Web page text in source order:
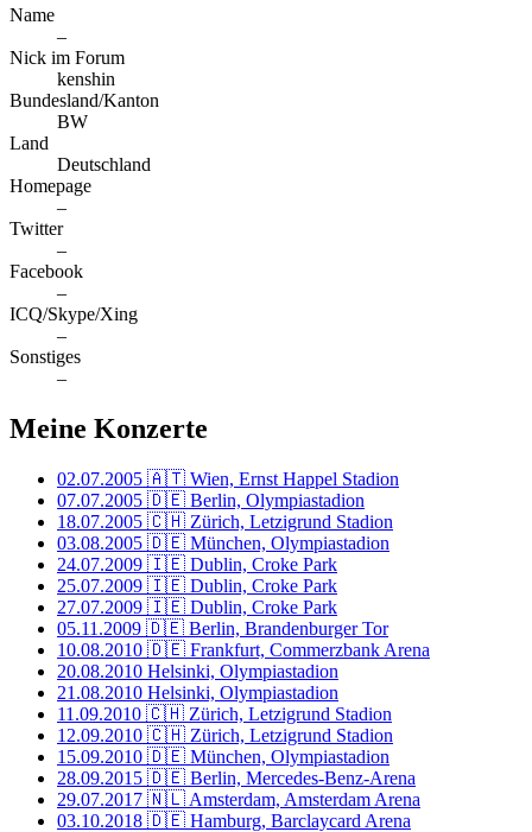
Name
–
Nick im Forum
kenshin
Bundesland/Kanton
BW
Land
Deutschland
Homepage
–
Twitter
–
Facebook
–
ICQ/Skype/Xing
–
Sonstiges
–
Meine Konzerte
02.07.2005 🇦🇹 Wien, Ernst Happel Stadion
07.07.2005 🇩🇪 Berlin, Olympiastadion
18.07.2005 🇨🇭 Zürich, Letzigrund Stadion
03.08.2005 🇩🇪 München, Olympiastadion
24.07.2009 🇮🇪 Dublin, Croke Park
25.07.2009 🇮🇪 Dublin, Croke Park
27.07.2009 🇮🇪 Dublin, Croke Park
05.11.2009 🇩🇪 Berlin, Brandenburger Tor
10.08.2010 🇩🇪 Frankfurt, Commerzbank Arena
20.08.2010 Helsinki, Olympiastadion
21.08.2010 Helsinki, Olympiastadion
11.09.2010 🇨🇭 Zürich, Letzigrund Stadion
12.09.2010 🇨🇭 Zürich, Letzigrund Stadion
15.09.2010 🇩🇪 München, Olympiastadion
28.09.2015 🇩🇪 Berlin, Mercedes-Benz-Arena
29.07.2017 🇳🇱 Amsterdam, Amsterdam Arena
03.10.2018 🇩🇪 Hamburg, Barclaycard Arena